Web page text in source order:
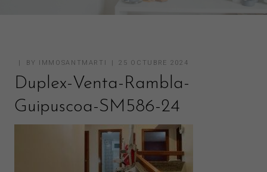
BY IMMOSANTMARTI 25 OCTUBRE 2024
Duplex-Venta-Rambla-
Guipuscoa-SM586-24